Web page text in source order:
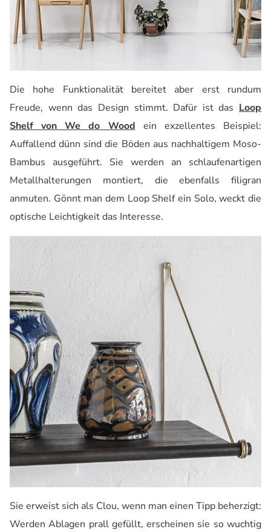
Die hohe Funktionalität bereitet aber erst rundum
Freude, wenn das Design stimmt. Dafür ist das Loop
Shelf von We do Wood ein exzellentes Beispiel:
Auffallend dünn sind die Böden aus nachhaltigem Moso-
Bambus ausgeführt. Sie werden an schlaufenartigen
Metallhalterungen montiert, die ebenfalls filigran
anmuten. Gönnt man dem Loop Shelf ein Solo, weckt die
optische Leichtigkeit das Interesse.
Sie erweist sich als Clou, wenn man einen Tipp beherzigt:
Werden Ablagen prall gefüllt, erscheinen sie so wuchtig